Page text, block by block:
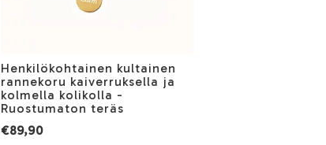
Henkilökohtainen kultainen
rannekoru kaiverruksella ja
kolmella kolikolla -
Ruostumaton teräs
€89,90